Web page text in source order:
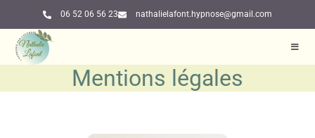
06 52 06 56 23 nathalielafont.hypnose@gmail.com
Mentions légales